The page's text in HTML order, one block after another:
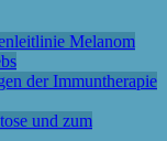
Melanom
der Immuntherapie
und zum